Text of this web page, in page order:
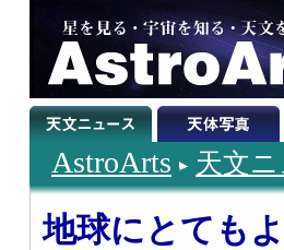
AstroArts 天文
地球にとても